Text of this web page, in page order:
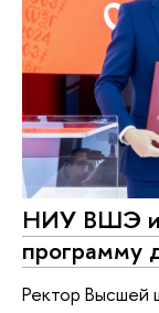
НИУ ВШЭ и
программу
Ректор Высшей